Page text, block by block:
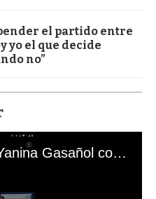
el partido entre
yo el que decide
no”
El mal momento de Yanina Gasañol con un hincha argentino en "Subrayado"